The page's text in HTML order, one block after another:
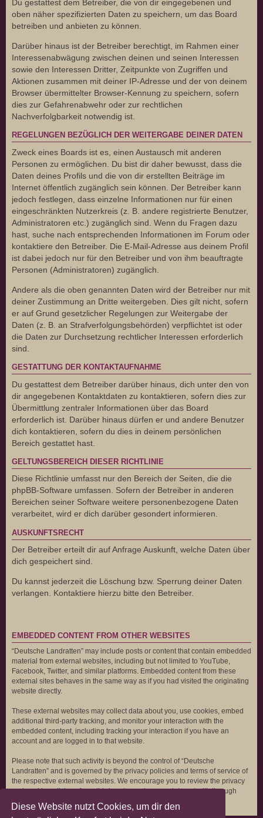
Diese Website nutzt Cookies, um dir den
Du gestattest dem Betreiber, die von dir eingegebenen und
oben näher spezifizierten Daten zu speichern, um das Board
betreiben und anbieten zu können.
Darüber hinaus ist der Betreiber berechtigt, im Rahmen einer
Interessenabwägung zwischen deinen und seinen Interessen
sowie den Interessen Dritter, Zeitpunkte von Zugriffen und
Aktionen zusammen mit deiner IP-Adresse und der von deinem
Browser übermittelter Browser-Kennung zu speichern, sofern
dies zur Gefahrenabwehr oder zur rechtlichen
Nachverfolgbarkeit notwendig ist.
REGELUNGEN BEZÜGLICH DER WEITERGABE DEINER DATEN
Zweck eines Boards ist es, einen Austausch mit anderen
Personen zu ermöglichen. Du bist dir daher bewusst, dass die
Daten deines Profils und die von dir erstellten Beiträge im
Internet öffentlich zugänglich sein können. Der Betreiber kann
jedoch festlegen, dass einzelne Informationen nur für einen
eingeschränkten Nutzerkreis (z. B. andere registrierte Benutzer,
Administratoren etc.) zugänglich sind. Wenn du Fragen dazu
hast, suche nach entsprechenden Informationen im Forum oder
kontaktiere den Betreiber. Die E-Mail-Adresse aus deinem Profil
ist dabei jedoch nur für den Betreiber und von ihm beauftragte
Personen (Administratoren) zugänglich.
Andere als die oben genannten Daten wird der Betreiber nur mit
deiner Zustimmung an Dritte weitergeben. Dies gilt nicht, sofern
er auf Grund gesetzlicher Regelungen zur Weitergabe der
Daten (z. B. an Strafverfolgungsbehörden) verpflichtet ist oder
die Daten zur Durchsetzung rechtlicher Interessen erforderlich
sind.
GESTATTUNG DER KONTAKTAUFNAHME
Du gestattest dem Betreiber darüber hinaus, dich unter den von
dir angegebenen Kontaktdaten zu kontaktieren, sofern dies zur
Übermittlung zentraler Informationen über das Board
erforderlich ist. Darüber hinaus dürfen er und andere Benutzer
dich kontaktieren, sofern du dies in deinem persönlichen
Bereich gestattet hast.
GELTUNGSBEREICH DIESER RICHTLINIE
Diese Richtlinie umfasst nur den Bereich der Seiten, die die
phpBB-Software umfassen. Sofern der Betreiber in anderen
Bereichen seiner Software weitere personenbezogene Daten
verarbeitet, wird er dich darüber gesondert informieren.
AUSKUNFTSRECHT
Der Betreiber erteilt dir auf Anfrage Auskunft, welche Daten über
dich gespeichert sind.
Du kannst jederzeit die Löschung bzw. Sperrung deiner Daten
verlangen. Kontaktiere hierzu bitte den Betreiber.
EMBEDDED CONTENT FROM OTHER WEBSITES
“Deutsche Landratten” may include posts or content that contain embedded
material from external websites, including but not limited to YouTube,
Facebook, Twitter, and similar platforms. Embedded content from these
external sites behaves in the same way as if you had visited the originating
website directly.
These external websites may collect data about you, use cookies, embed
additional third-party tracking, and monitor your interaction with the
embedded content, including tracking your interaction if you have an
account and are logged in to that website.
Please note that such activity is beyond the control of “Deutsche
Landratten” and is governed by the privacy policies and terms of service of
the respective external websites. We encourage you to review the privacy
and cookie policies of any third-party services you interact with through
embedded content.